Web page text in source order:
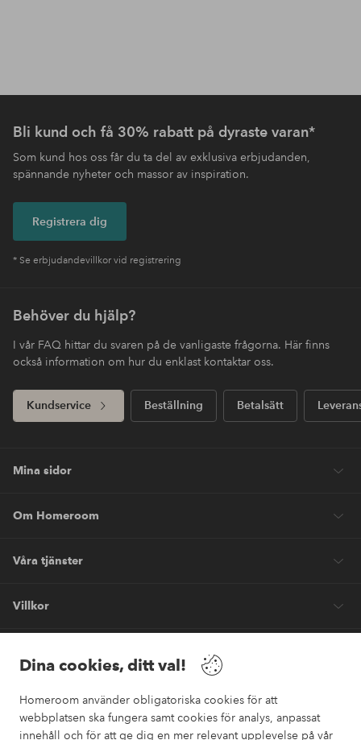
Dina cookies, ditt val!
Homeroom använder obligatoriska cookies för att
webbplatsen ska fungera samt cookies för analys, anpassat
innehåll och för att ge dig en mer relevant upplevelse på vår
Bli kund och få 30% rabatt på dyraste varan*
Som kund hos oss får du ta del av exklusiva erbjudanden,
spännande nyheter och massor av inspiration.
Registrera dig
* Se erbjudandevillkor vid registrering
Behöver du hjälp?
I vår FAQ hittar du svaren på de vanligaste frågorna. Här finns
också information om hur du enklast kontaktar oss.
Kundservice Beställning Betalsätt
Mina sidor
Om Homeroom
Våra tjänster
Villkor